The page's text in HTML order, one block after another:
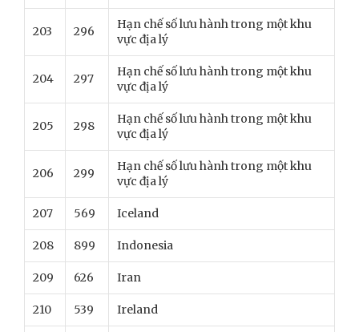
203 296
Hạn chế số lưu hành trong một khu
vực địa lý
204 297
Hạn chế số lưu hành trong một khu
vực địa lý
205 298
Hạn chế số lưu hành trong một khu
vực địa lý
206 299
Hạn chế số lưu hành trong một khu
vực địa lý
207 569 Iceland
208 899 Indonesia
209 626 Iran
210 539 Ireland